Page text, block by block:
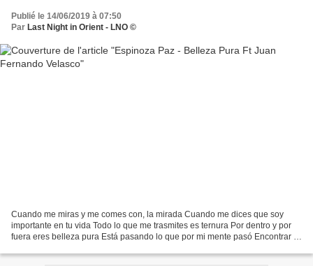
Publié le 14/06/2019 à 07:50
Par Last Night in Orient - LNO ©
Cuando me miras y me comes con, la mirada Cuando me dices que soy
importante en tu vida Todo lo que me trasmites es ternura Por dentro y por
fuera eres belleza pura Está pasando lo que por mi mente pasó Encontrar el